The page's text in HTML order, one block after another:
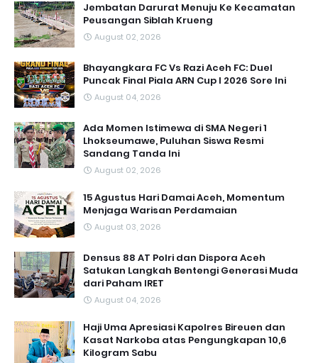
Jembatan Darurat Menuju Ke Kecamatan
Peusangan Siblah Krueng
August 02, 2026
Bhayangkara FC Vs Razi Aceh FC: Duel
Puncak Final Piala ARN Cup I 2026 Sore Ini
August 04, 2026
Ada Momen Istimewa di SMA Negeri 1
Lhokseumawe, Puluhan Siswa Resmi
Sandang Tanda Ini
August 02, 2026
15 Agustus Hari Damai Aceh, Momentum
Menjaga Warisan Perdamaian
August 03, 2026
Densus 88 AT Polri dan Dispora Aceh
Satukan Langkah Bentengi Generasi Muda
dari Paham IRET
August 04, 2026
Haji Uma Apresiasi Kapolres Bireuen dan
Kasat Narkoba atas Pengungkapan 10,6
Kilogram Sabu